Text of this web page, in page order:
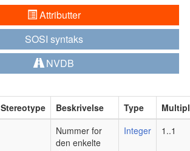
Attributter
SOSI syntaks
NVDB
Stereotype Beskrivelse Type
Nummer for
den enkelte
Integer 1..1